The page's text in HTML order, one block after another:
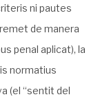
ni pautes
de manera
penal aplicat), la
normatius
(el “sentit del